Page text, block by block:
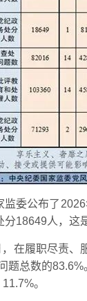
监委公布了
18649人，这
在履职尽责
题总数的
。